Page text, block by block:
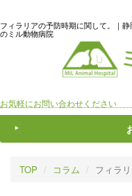
フィラリアの予防時期に関して。｜
のミル動物病院
お気軽にお問い合わせください
TOP コラム フィラ